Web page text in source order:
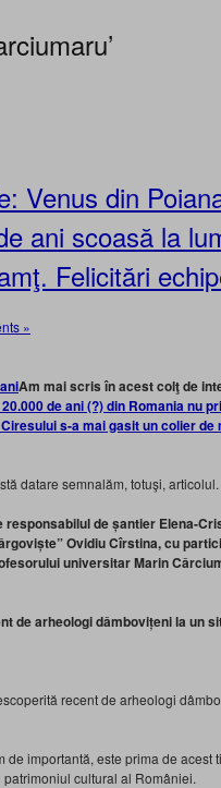
Venus din
ani scoasă la
Felicitări
»
Am mai scris în acest colţ de
de ani (?) din Romania nu
s-a mai gasit un colier
datare semnalăm, totuşi, articolul.
responsabilul de șantier Elena-
Ovidiu Cîrstina, cu
universitar Marin
de arheologi dâmbovițeni la un
recent de arheologi
importantă, este prima de acest
cultural al României.